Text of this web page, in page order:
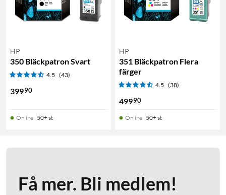
HP
350 Bläckpatron Svart
4.5 (43)
39990
Online: 50+ st
HP
351 Bläckpatron Flera
färger
4.5 (38)
49990
Online: 50+ st
Få mer. Bli medlem!